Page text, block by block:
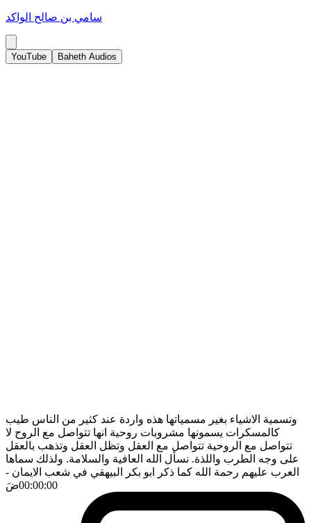
سامي بن صالح الواكد
YouTube Baheth Audios
وتسمية الاشياء بغير مسمياتها هذه واردة عند كثير من الناس طيب
كالمسكرات يسمونها مشروبات روحية انها تتواصل مع الروح لا
تتواصل مع الروحية تتواصل مع العقل وتظل العقل وتذهب بالعقل
على وجه الطرب واللذة. نسأل الله العافية والسلامة. ولذلك سماها
العرب عليهم رحمة الله كما ذكر ابو بكر البيهقي في شعب الايمان -
00:00:00ضَ